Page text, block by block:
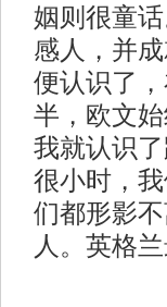
姻则很童
感人，并
便认识了
半，欧文
我就认识
很小时，
们都形影
人。英格